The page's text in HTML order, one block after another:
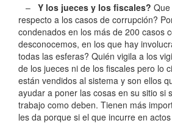
– Y los jueces y los fiscales?
respecto a los casos de corrupción?
condenados en los más de 200 casos
desconocemos, en los que hay
todas las esferas? Quién vigila a los
de los jueces ni de los fiscales pero lo
están vendidos al sistema y son ellos
ayudar a poner las cosas en su sitio si
trabajo como deben. Tienen más
les da porque si el que incurre en